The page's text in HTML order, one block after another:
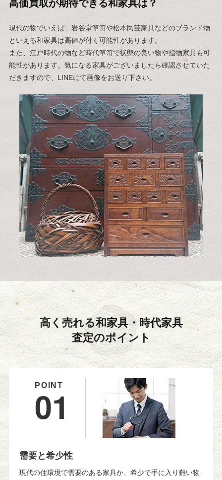
高価買取が期待できる和家具は？
現代の物でいえば、岩谷堂箪笥や松本民芸家具などのブランド物
といえる和家具は高値が付く可能性があります。
また、江戸時代の物など時代箪笥で状態の良い物や指物家具も可
能性があります。気になる家具がございましたら確認させていた
だきますので、LINEにて画像をお送り下さい。
高く売れる和家具・時代家具
査定のポイント
01
需要と希少性
現代の住環境で需要のある家具か、希少で手に入り難い物